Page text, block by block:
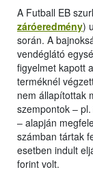
A Futball EB
záróeredmény)
során. A
vendéglátó
figyelmet kapott
terméknél
nem állapítottak
szempontok ‒
‒ alapján
számban tártak
esetben indult
forint volt.